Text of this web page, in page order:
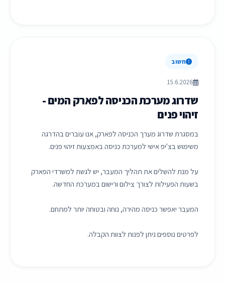
חשוב
15.6.2026
שדרוג מערכת הכניסה לפארק המים -
זיהוי פנים
במסגרת שדרוג מערך הכניסה לפארק, אנו עוברים בהדרגה
משימוש בצ'יפ אישי למערכת כניסה באמצעות זיהוי פנים.
על מנת להשלים את תהליך המעבר, יש לגשת למשרדי הפארק
בשעות הפעילות לצורך צילום ורישום במערכת החדשה.
המעבר יאפשר כניסה מהירה, נוחה ובטוחה יותר למתחם.
לפרטים נוספים ניתן לפנות לצוות הקבלה.